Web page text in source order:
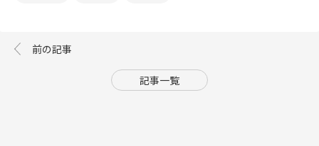
記事一覧